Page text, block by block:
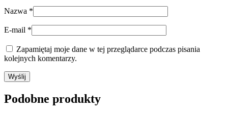
Nazwa *
E-mail *
Zapamiętaj moje dane w tej przeglądarce podczas pisania
kolejnych komentarzy.
Podobne produkty